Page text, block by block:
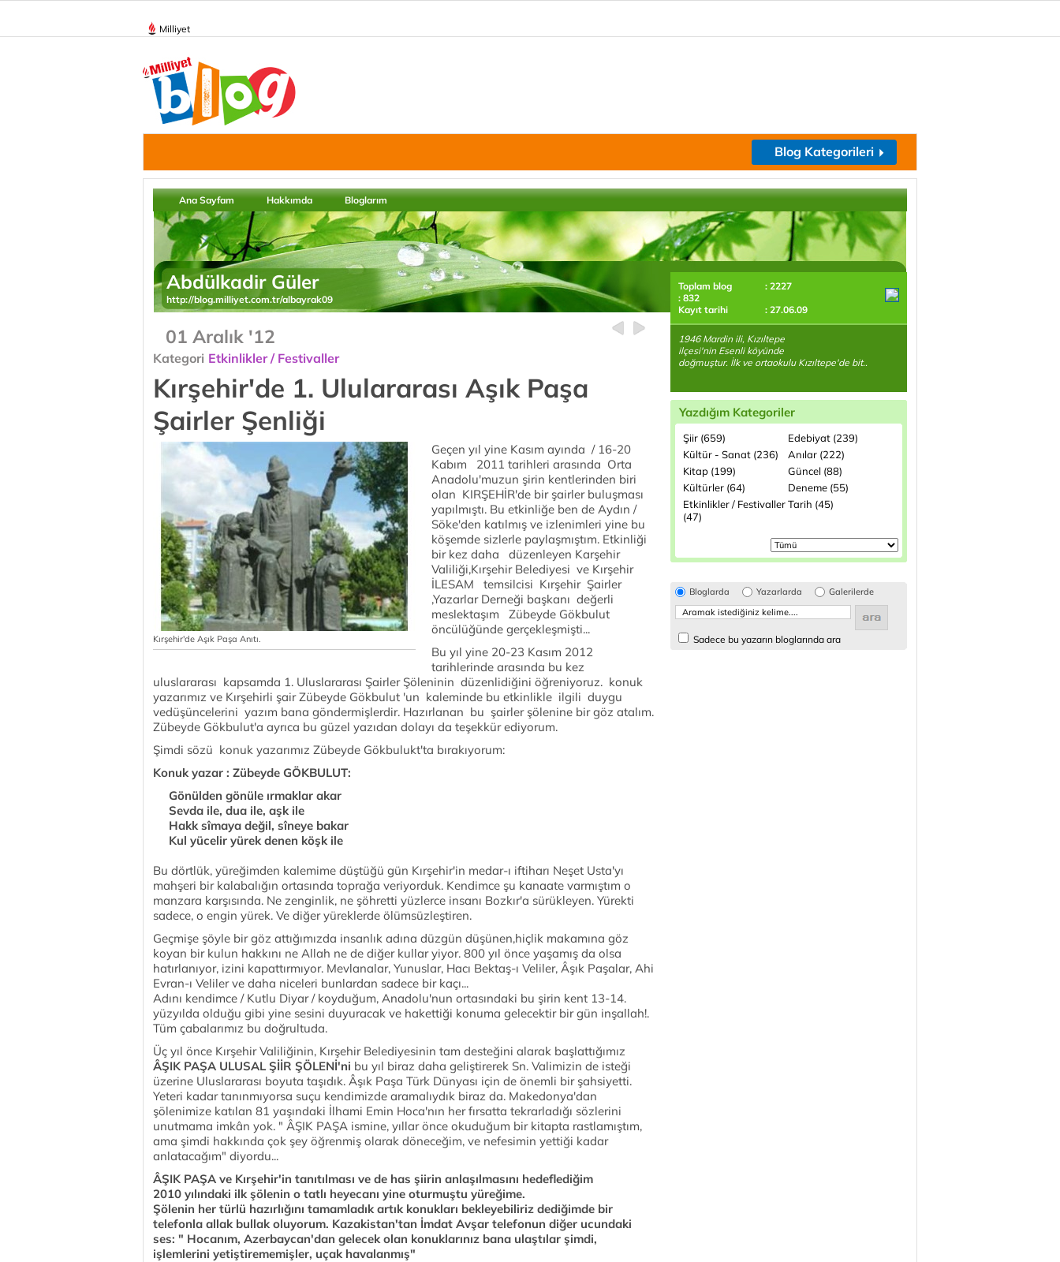
Milliyet
Blog Kategorileri
Ana Sayfam Hakkımda Bloglarım
Abdülkadir Güler
http://blog.milliyet.com.tr/albayrak09
01 Aralık '12
Kategori Etkinlikler / Festivaller
Kırşehir'de 1. Ululararası Aşık Paşa
Şairler Şenliği
Kırşehir'de Aşık Paşa Anıtı.
Geçen yıl yine Kasım ayında / 16-20
Kabım 2011 tarihleri arasında Orta
Anadolu'muzun şirin kentlerinden biri
olan KIRŞEHİR'de bir şairler buluşması
yapılmıştı. Bu etkinliğe ben de Aydın /
Söke'den katılmış ve izlenimleri yine bu
köşemde sizlerle paylaşmıştım. Etkinliği
bir kez daha düzenleyen Karşehir
Valiliği,Kırşehir Belediyesi ve Kırşehir
İLESAM temsilcisi Kırşehir Şairler
,Yazarlar Derneği başkanı değerli
meslektaşım Zübeyde Gökbulut
öncülüğünde gerçekleşmişti...
Bu yıl yine 20-23 Kasım 2012
tarihlerinde arasında bu kez
uluslararası kapsamda 1. Uluslararası Şairler Şöleninin düzenlidiğini öğreniyoruz. konuk
yazarımız ve Kırşehirli şair Zübeyde Gökbulut 'un kaleminde bu etkinlikle ilgili duygu
vedüşüncelerini yazım bana göndermişlerdir. Hazırlanan bu şairler şölenine bir göz atalım.
Zübeyde Gökbulut'a ayrıca bu güzel yazıdan dolayı da teşekkür ediyorum.
Şimdi sözü konuk yazarımız Zübeyde Gökbulukt'ta bırakıyorum:
Konuk yazar : Zübeyde GÖKBULUT:
Gönülden gönüle ırmaklar akar
Sevda ile, dua ile, aşk ile
Hakk sîmaya değil, sîneye bakar
Kul yücelir yürek denen köşk ile
Bu dörtlük, yüreğimden kalemime düştüğü gün Kırşehir'in medar-ı iftiharı Neşet Usta'yı
mahşeri bir kalabalığın ortasında toprağa veriyorduk. Kendimce şu kanaate varmıştım o
manzara karşısında. Ne zenginlik, ne şöhretti yüzlerce insanı Bozkır'a sürükleyen. Yürekti
sadece, o engin yürek. Ve diğer yüreklerde ölümsüzleştiren.
Geçmişe şöyle bir göz attığımızda insanlık adına düzgün düşünen,hiçlik makamına göz
koyan bir kulun hakkını ne Allah ne de diğer kullar yiyor. 800 yıl önce yaşamış da olsa
hatırlanıyor, izini kapattırmıyor. Mevlanalar, Yunuslar, Hacı Bektaş-ı Veliler, Âşık Paşalar, Ahi
Evran-ı Veliler ve daha niceleri bunlardan sadece bir kaçı...
Adını kendimce / Kutlu Diyar / koyduğum, Anadolu'nun ortasındaki bu şirin kent 13-14.
yüzyılda olduğu gibi yine sesini duyuracak ve hakettiği konuma gelecektir bir gün inşallah!.
Tüm çabalarımız bu doğrultuda.
Üç yıl önce Kırşehir Valiliğinin, Kırşehir Belediyesinin tam desteğini alarak başlattığımız
ÂŞIK PAŞA ULUSAL ŞİİR ŞÖLENİ'ni bu yıl biraz daha geliştirerek Sn. Valimizin de isteği
üzerine Uluslararası boyuta taşıdık. Âşık Paşa Türk Dünyası için de önemli bir şahsiyetti.
Yeteri kadar tanınmıyorsa suçu kendimizde aramalıydık biraz da. Makedonya'dan
şölenimize katılan 81 yaşındaki İlhami Emin Hoca'nın her fırsatta tekrarladığı sözlerini
unutmama imkân yok. " ÂŞIK PAŞA ismine, yıllar önce okuduğum bir kitapta rastlamıştım,
ama şimdi hakkında çok şey öğrenmiş olarak döneceğim, ve nefesimin yettiği kadar
anlatacağım" diyordu...
ÂŞIK PAŞA ve Kırşehir'in tanıtılması ve de has şiirin anlaşılmasını hedeflediğim
2010 yılındaki ilk şölenin o tatlı heyecanı yine oturmuştu yüreğime.
Şölenin her türlü hazırlığını tamamladık artık konukları bekleyebiliriz dediğimde bir
telefonla allak bullak oluyorum. Kazakistan'tan İmdat Avşar telefonun diğer ucundaki
ses: " Hocanım, Azerbaycan'dan gelecek olan konuklarınız bana ulaştılar şimdi,
işlemlerini yetiştirememişler, uçak havalanmış"
Toplam blog
: 2227
: 832
Kayıt tarihi
: 27.06.09
1946 Mardin ili, Kızıltepe
ilçesi'nin Esenli köyünde
doğmuştur. İlk ve ortaokulu Kızıltepe'de bit..
Yazdığım Kategoriler
Şiir (659)
Edebiyat (239)
Kültür - Sanat (236)
Anılar (222)
Kitap (199)
Güncel (88)
Kültürler (64)
Deneme (55)
Etkinlikler / Festivaller
(47)
Tarih (45)
Bloglarda Yazarlarda Galerilerde
Sadece bu yazarın bloglarında ara